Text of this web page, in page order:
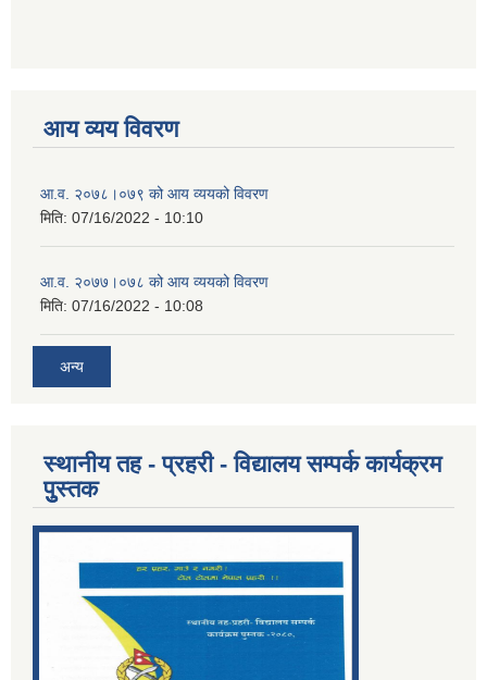
आय व्यय विवरण
आ.व. २०७८।०७९ को आय व्ययको विवरण
मिति: 07/16/2022 - 10:10
आ.व. २०७७।०७८ को आय व्ययको विवरण
मिति: 07/16/2022 - 10:08
अन्य
स्थानीय तह - प्रहरी - विद्यालय सम्पर्क कार्यक्रम
पुुस्तक